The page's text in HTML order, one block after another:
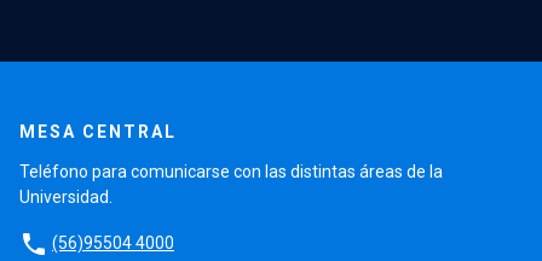
MESA CENTRAL
Teléfono para comunicarse con las distintas áreas de la
Universidad.
phone (56)95504 4000